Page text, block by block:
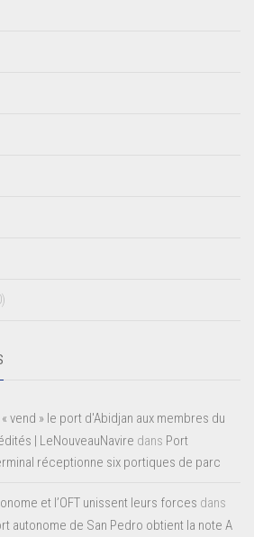
vend » le port d'Abidjan aux membres du
| LeNouveauNavire dans Port
réceptionne six portiques de parc
et l’OFT unissent leurs forces dans
autonome de San Pedro obtient la note A